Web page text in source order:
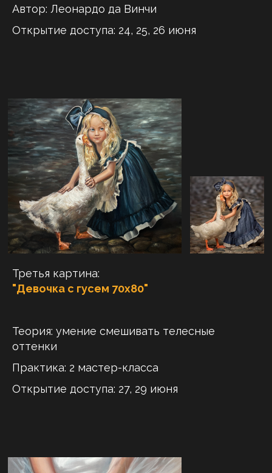
Автор: Леонардо да Винчи
Открытие доступа: 24, 25, 26 июня
Третья картина:
"Девочка с гусем 70х80"
Теория: умение смешивать телесные
оттенки
Практика: 2 мастер-класса
Открытие доступа: 27, 29 июня